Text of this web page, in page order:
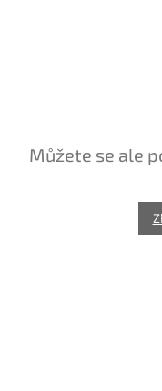
Můžete se ale